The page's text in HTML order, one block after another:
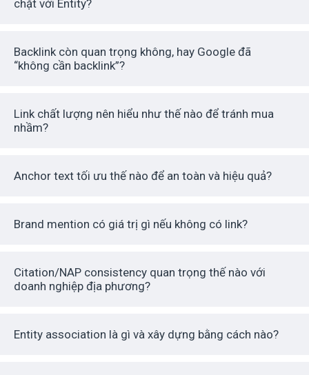
chặt với Entity?
Backlink còn quan trọng không, hay Google đã
“không cần backlink”?
Link chất lượng nên hiểu như thế nào để tránh mua
nhầm?
Anchor text tối ưu thế nào để an toàn và hiệu quả?
Brand mention có giá trị gì nếu không có link?
Citation/NAP consistency quan trọng thế nào với
doanh nghiệp địa phương?
Entity association là gì và xây dựng bằng cách nào?